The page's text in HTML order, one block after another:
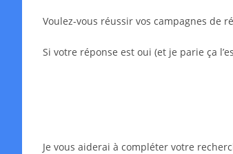
Voulez-vous réussir vos campagnes de
Si votre réponse est oui (et je parie ça
Je vous aiderai à compléter votre